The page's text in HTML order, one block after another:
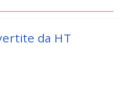
da HT